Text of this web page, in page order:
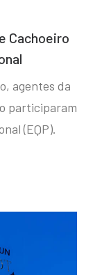
Cachoeiro
agentes da
participaram
(EQP).